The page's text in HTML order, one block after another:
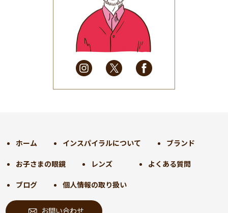
2025年6月(48)
2025年5月
(41)
2025年4月
(32)
2025年3月(31)
2025年2月
(28)
2024年9月(30)
2024年7月(31)
2024年6月(30)
2024年5月
ホーム インスパイラルについて ブランド
お子さまの眼鏡 レンズ よくある質問
ブログ 個人情報の取り扱い
お問い合わせ